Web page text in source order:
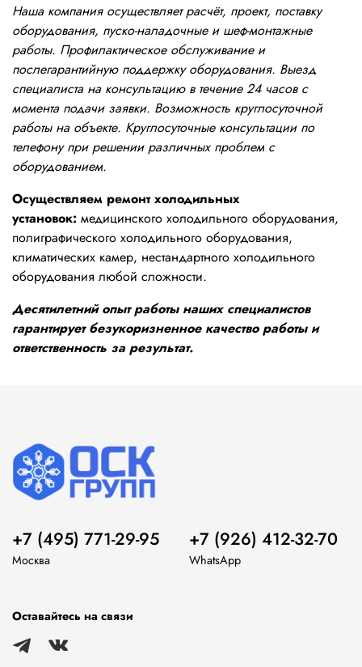
Наша компания осуществляет расчёт, проект, поставку
оборудования, пуско-наладочные и шеф-монтажные
работы. Профилактическое обслуживание и
послегарантийную поддержку оборудования. Выезд
специалиста на консультацию в течение 24 часов с
момента подачи заявки. Возможность круглосуточной
работы на объекте. Круглосуточные консультации по
телефону при решении различных проблем с
оборудованием.
Осуществляем ремонт холодильных
установок: медицинского холодильного оборудования,
полиграфического холодильного оборудования,
климатических камер, нестандартного холодильного
оборудования любой сложности.
Десятилетний опыт работы наших специалистов
гарантирует безукоризненное качество работы и
ответственность за результат.
+7 (495) 771-29-95
Москва
+7 (926) 412-32-70
WhatsApp
Оставайтесь на связи